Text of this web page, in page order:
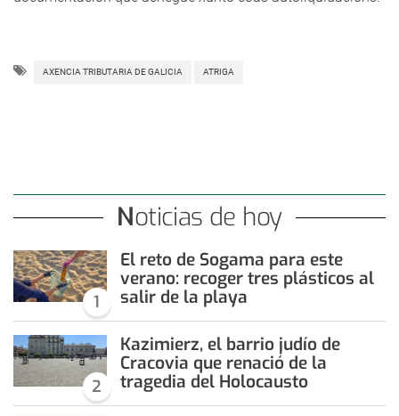
AXENCIA TRIBUTARIA DE GALICIA ATRIGA
Noticias de hoy
1
El reto de Sogama para este
verano: recoger tres plásticos al
salir de la playa
2
Kazimierz, el barrio judío de
Cracovia que renació de la
tragedia del Holocausto